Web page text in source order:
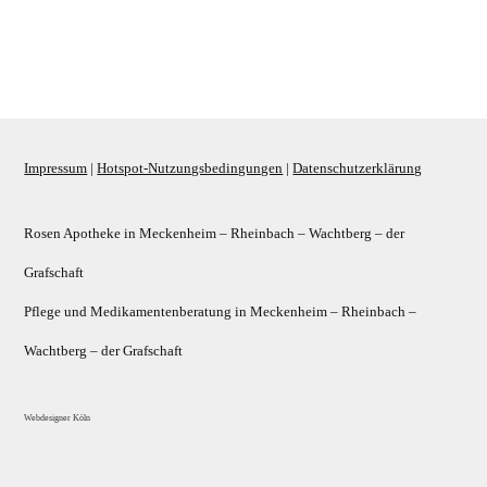
Impressum |Hotspot-Nutzungsbedingungen |Datenschutzerklärung
Rosen Apotheke inMeckenheim –Rheinbach –Wachtberg –der
Grafschaft
Pflege und Medikamentenberatung inMeckenheim –Rheinbach –
Wachtberg –der Grafschaft
Webdesigner Köln